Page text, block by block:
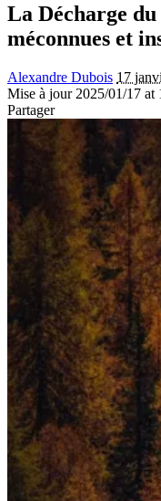
La Décharge
méconnues et
Alexandre Dubois 17
Mise à jour 2025/01/17 at
Partager